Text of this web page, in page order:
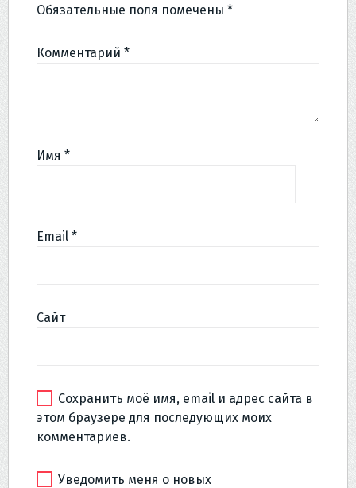
Обязательные поля помечены *
Комментарий *
Имя *
Email *
Сайт
Сохранить моё имя, email и адрес сайта в
этом браузере для последующих моих
комментариев.
Уведомить меня о новых